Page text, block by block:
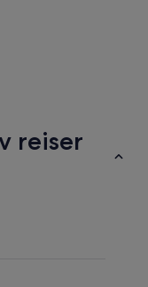
reiser